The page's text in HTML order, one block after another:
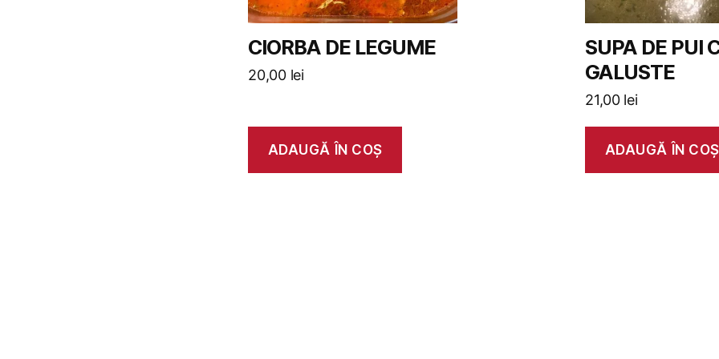
CIORBA DE LEGUME
20,00 lei
ADAUGĂ ÎN COȘ
SUPA DE PUI
GALUSTE
21,00 lei
ADAUGĂ ÎN COȘ